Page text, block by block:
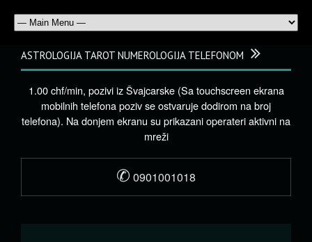
ASTROLOGIJA TAROT NUMEROLOGIJA TELEFONOM
1.00 chf/min, pozivi iz Švajcarske (Sa touchscreen ekrana
mobilnih telefona poziv se ostvaruje dodirom na broj
telefona). Na donjem ekranu su prikazani operateri aktivni na
mreži
✆ 0901001018